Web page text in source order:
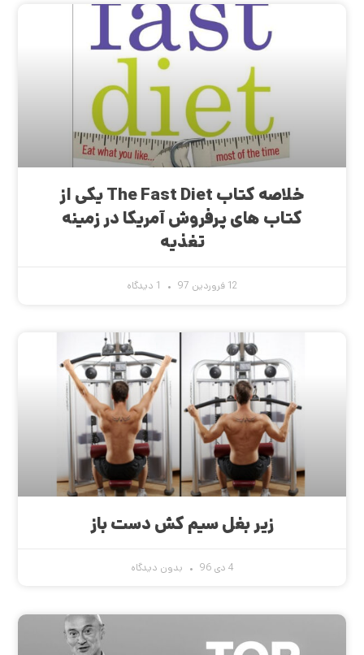
خلاصه کتاب The Fast Diet یکی از
کتاب های پرفروش آمریکا در زمینه
تغذیه
12 فروردین 97
زیر بغل سیم کش دست باز
4 دی 96 بدون دیدگاه